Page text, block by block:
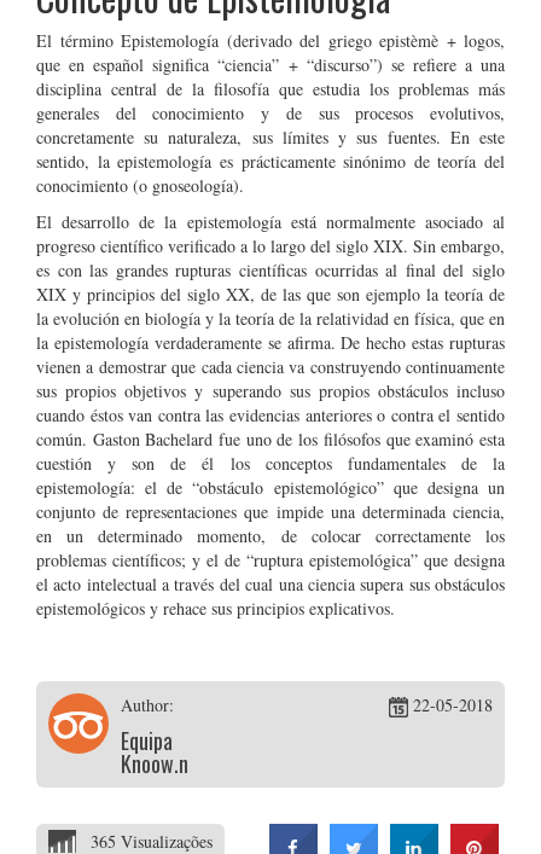
El término Epistemología (derivado del griego epistèmè + logos,
que en español significa “ciencia” + “discurso”) se refiere a una
disciplina central de la filosofía que estudia los problemas más
generales del conocimiento y de sus procesos evolutivos,
concretamente su naturaleza, sus límites y sus fuentes. En este
sentido, la epistemología es prácticamente sinónimo de teoría del
conocimiento (o gnoseología).
El desarrollo de la epistemología está normalmente asociado al
progreso científico verificado a lo largo del siglo XIX. Sin embargo,
es con las grandes rupturas científicas ocurridas al final del siglo
XIX y principios del siglo XX, de las que son ejemplo la teoría de
la evolución en biología y la teoría de la relatividad en física, que en
la epistemología verdaderamente se afirma. De hecho estas rupturas
vienen a demostrar que cada ciencia va construyendo continuamente
sus propios objetivos y superando sus propios obstáculos incluso
cuando éstos van contra las evidencias anteriores o contra el sentido
común. Gaston Bachelard fue uno de los filósofos que examinó esta
cuestión y son de él los conceptos fundamentales de la
epistemología: el de “obstáculo epistemológico” que designa un
conjunto de representaciones que impide una determinada ciencia,
en un determinado momento, de colocar correctamente los
problemas científicos; y el de “ruptura epistemológica” que designa
el acto intelectual a través del cual una ciencia supera sus obstáculos
epistemológicos y rehace sus principios explicativos.
Author:
Equipa
Knoow.net
22-05-2018
365 Visualizações